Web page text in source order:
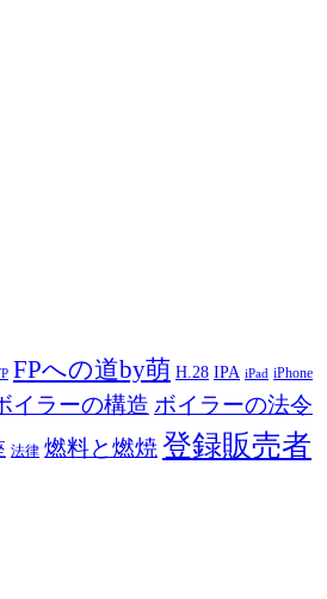
FPへの道by萌 H.28 IPA iPad iPhone
イラーの構造 ボイラーの法令
法律 燃料と燃焼 登録販売者